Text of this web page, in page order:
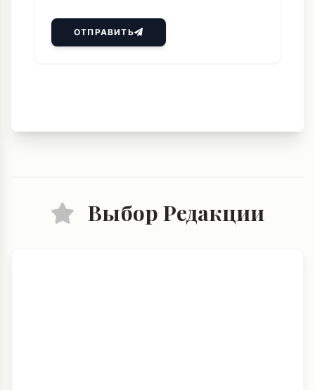
ОТПРАВИТЬ
Выбор Редакции